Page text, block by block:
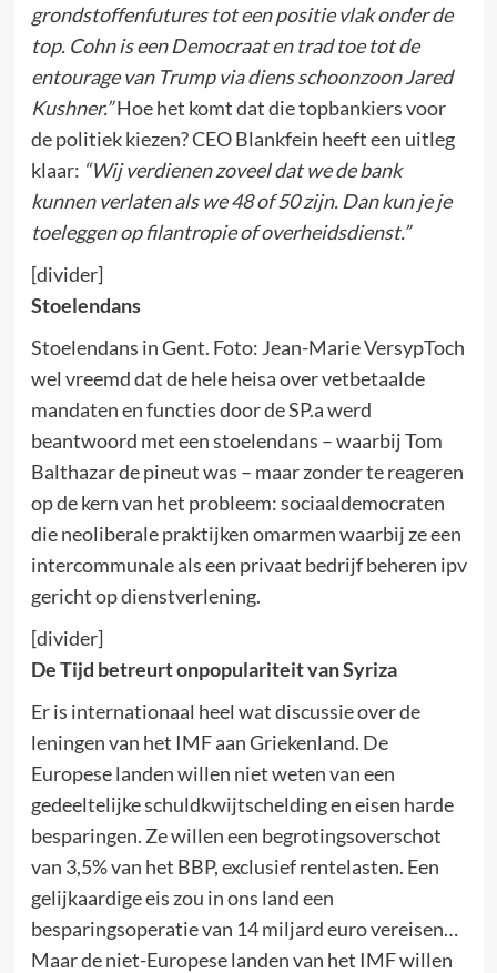
grondstoffenfutures tot een positie vlak onder de
top. Cohn is een Democraat en trad toe tot de
entourage van Trump via diens schoonzoon Jared
Kushner.”Hoe het komt dat die topbankiers voor
de politiek kiezen? CEO Blankfein heeft een uitleg
klaar: “Wij verdienen zoveel dat we de bank
kunnen verlaten als we 48 of 50 zijn. Dan kun je je
toeleggen op filantropie of overheidsdienst.”
[divider]
Stoelendans
Stoelendans in Gent. Foto: Jean-Marie VersypToch
wel vreemd dat de hele heisa over vetbetaalde
mandaten en functies door de SP.a werd
beantwoord met een stoelendans – waarbij Tom
Balthazar de pineut was – maar zonder te reageren
op de kern van het probleem: sociaaldemocraten
die neoliberale praktijken omarmen waarbij ze een
intercommunale als een privaat bedrijf beheren ipv
gericht op dienstverlening.
[divider]
De Tijd betreurt onpopulariteit van Syriza
Er is internationaal heel wat discussie over de
leningen van het IMF aan Griekenland. De
Europese landen willen niet weten van een
gedeeltelijke schuldkwijtschelding en eisen harde
besparingen. Ze willen een begrotingsoverschot
van 3,5% van het BBP, exclusief rentelasten. Een
gelijkaardige eis zou in ons land een
besparingsoperatie van 14 miljard euro vereisen…
Maar de niet-Europese landen van het IMF willen